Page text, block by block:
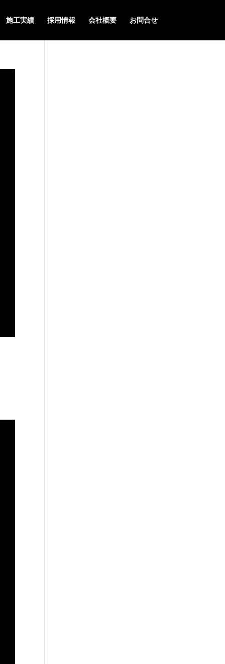
施工実績 採用情報 会社概要 お問合せ